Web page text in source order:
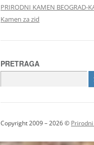
PRIRODNI KAMEN BEOGRAD-
Kamen za zid
PRETRAGA
for:
Copyright 2009 – 2026 ©